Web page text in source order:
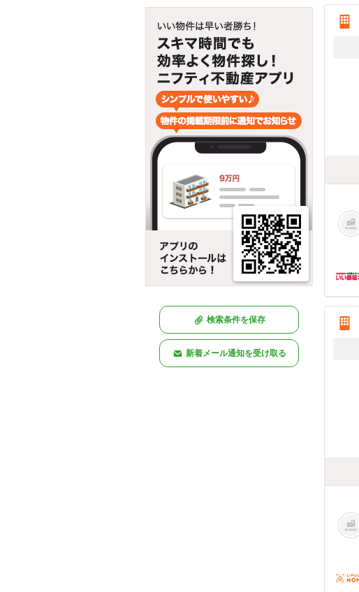
検索条件を保存
新着メール通知を受け取る